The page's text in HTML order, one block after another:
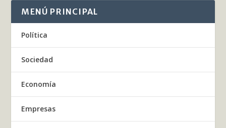
MENÚ PRINCIPAL
Política
Sociedad
Economía
Empresas